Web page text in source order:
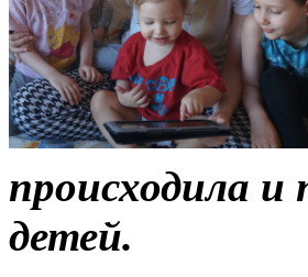
происходила и
детей.